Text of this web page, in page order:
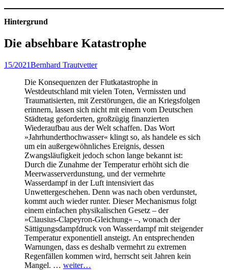
Hintergrund
Die absehbare Katastrophe
15/2021Bernhard Trautvetter
Die Konsequenzen der Flutkatastrophe in
Westdeutschland mit vielen Toten, Vermissten und
Traumatisierten, mit Zerstörungen, die an Kriegsfolgen
erinnern, lassen sich nicht mit einem vom Deutschen
Städtetag geforderten, großzügig finanzierten
Wiederaufbau aus der Welt schaffen. Das Wort
»Jahrhunderthochwasser« klingt so, als handele es sich
um ein außergewöhnliches Ereignis, dessen
Zwangsläufigkeit jedoch schon lange bekannt ist:
Durch die Zunahme der Temperatur erhöht sich die
Meerwasserverdunstung, und der vermehrte
Wasserdampf in der Luft intensiviert das
Unwettergeschehen. Denn was nach oben verdunstet,
kommt auch wieder runter. Dieser Mechanismus folgt
einem einfachen physikalischen Gesetz – der
»Clausius-Clapeyron-Gleichung« –, wonach der
Sättigungsdampfdruck von Wasserdampf mit steigender
Temperatur exponentiell ansteigt. An entsprechenden
Warnungen, dass es deshalb vermehrt zu extremen
Regenfällen kommen wird, herrscht seit Jahren kein
Mangel. … weiter…